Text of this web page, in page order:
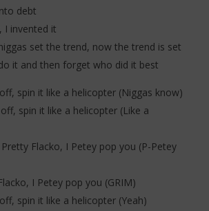
debt
I invented it
set the trend, now the trend is set
it and then forget who did it best
spin it like a helicopter (Niggas know)
spin it like a helicopter (Like a
Flacko, I Petey pop you (P-Petey
I Petey pop you (GRIM)
spin it like a helicopter (Yeah)